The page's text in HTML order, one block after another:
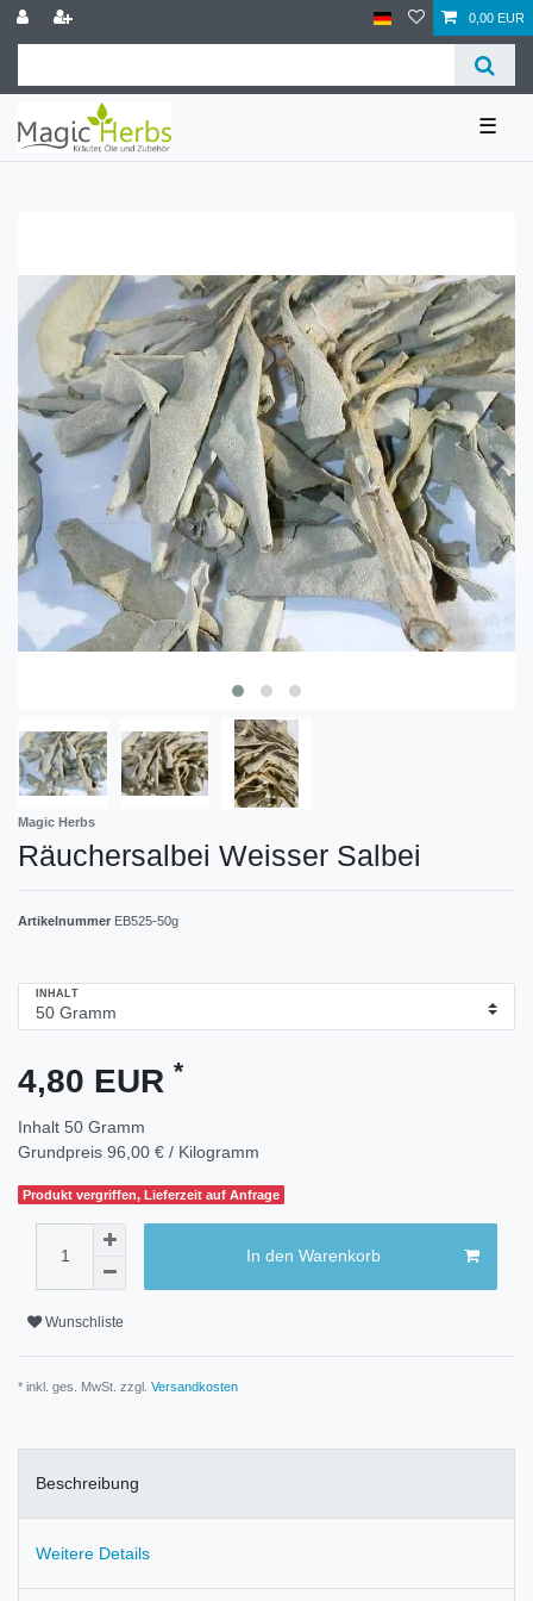
0,00 EUR
☰
Magic Herbs
Räuchersalbei Weisser Salbei
Artikelnummer EB525-50g
INHALT
4,80 EUR *
Inhalt 50 Gramm
Grundpreis 96,00 € / Kilogramm
Produkt vergriffen, Lieferzeit auf Anfrage
In den Warenkorb
Wunschliste
* inkl. ges. MwSt. zzgl. Versandkosten
Beschreibung
Weitere Details